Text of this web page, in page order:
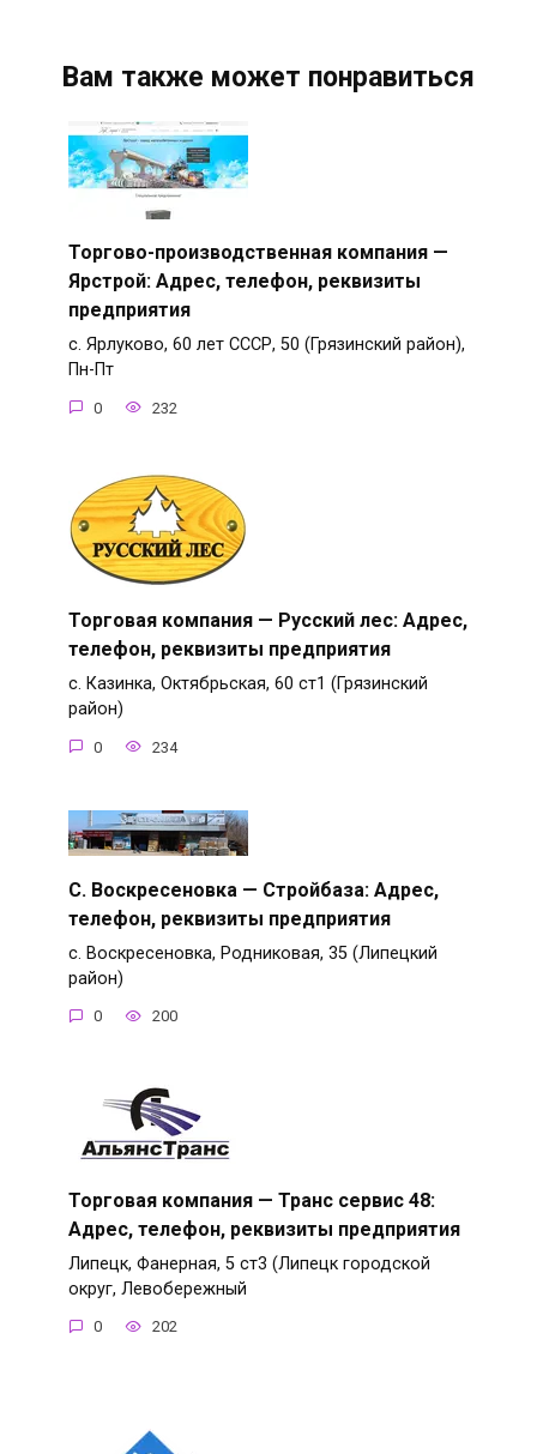
Вам также может понравиться
Торгово-производственная компания —
Ярстрой: Адрес, телефон, реквизиты
предприятия
с. Ярлуково, 60 лет СССР, 50 (Грязинский район),
Пн-Пт
0 232
Торговая компания — Русский лес: Адрес,
телефон, реквизиты предприятия
с. Казинка, Октябрьская, 60 ст1 (Грязинский
район)
0 234
С. Воскресеновка — Стройбаза: Адрес,
телефон, реквизиты предприятия
с. Воскресеновка, Родниковая, 35 (Липецкий
район)
0 200
Торговая компания — Транс сервис 48:
Адрес, телефон, реквизиты предприятия
Липецк, Фанерная, 5 ст3 (Липецк городской
округ, Левобережный
0 202